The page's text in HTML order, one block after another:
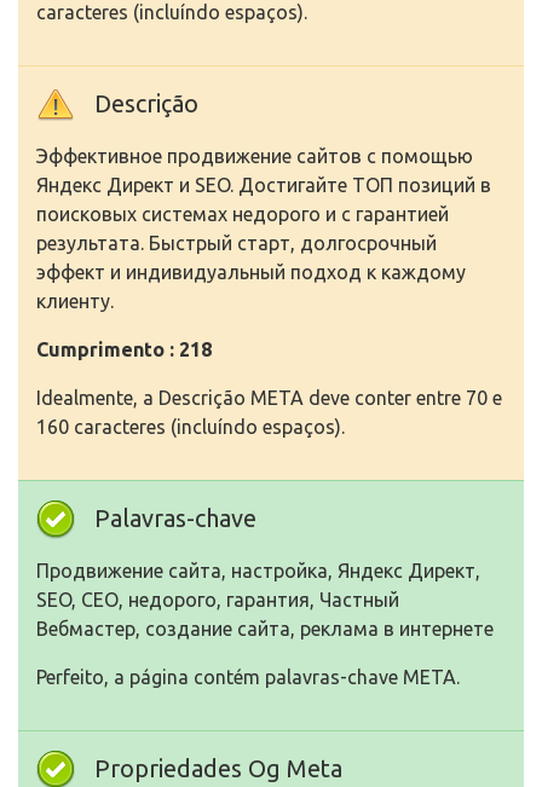
caracteres (incluíndo espaços).
Descrição
Эффективное продвижение сайтов с помощью
Яндекс Директ и SEO. Достигайте ТОП позиций в
поисковых системах недорого и с гарантией
результата. Быстрый старт, долгосрочный
эффект и индивидуальный подход к каждому
клиенту.
Cumprimento : 218
Idealmente, a Descrição META deve conter entre 70 e
160 caracteres (incluíndo espaços).
Palavras-chave
Продвижение сайта, настройка, Яндекс Директ,
SEO, СЕО, недорого, гарантия, Частный
Вебмастер, создание сайта, реклама в интернете
Perfeito, a página contém palavras-chave META.
Propriedades Og Meta